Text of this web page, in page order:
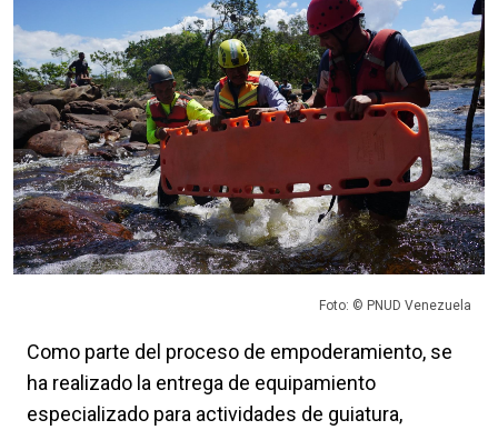
Foto: © PNUD Venezuela
Como parte del proceso de empoderamiento, se
ha realizado la entrega de equipamiento
especializado para actividades de guiatura,